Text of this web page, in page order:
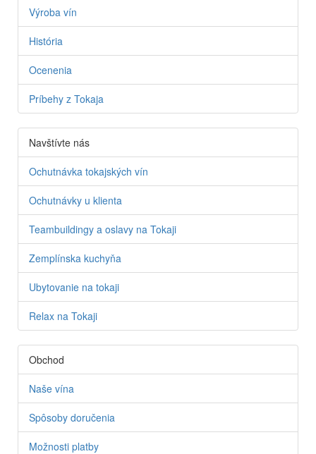
Výroba vín
História
Ocenenia
Príbehy z Tokaja
Navštívte nás
Ochutnávka tokajských vín
Ochutnávky u klienta
Teambuildingy a oslavy na Tokaji
Zemplínska kuchyňa
Ubytovanie na tokaji
Relax na Tokaji
Obchod
Naše vína
Spôsoby doručenia
Možnosti platby